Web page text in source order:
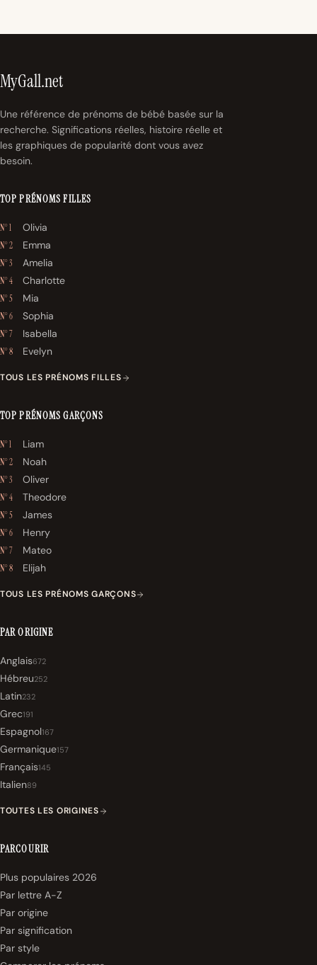
MyGall.net
Une référence de prénoms de bébé basée sur la
recherche. Significations réelles, histoire réelle et
les graphiques de popularité dont vous avez
besoin.
TOP PRÉNOMS FILLES
N° 1 Olivia
N° 2 Emma
N° 3 Amelia
N° 4 Charlotte
N° 5 Mia
N° 6 Sophia
N° 7 Isabella
N° 8 Evelyn
TOUS LES PRÉNOMS FILLES
TOP PRÉNOMS GARÇONS
N° 1 Liam
N° 2 Noah
N° 3 Oliver
N° 4 Theodore
N° 5 James
N° 6 Henry
N° 7 Mateo
N° 8 Elijah
TOUS LES PRÉNOMS GARÇONS
PAR ORIGINE
Anglais672
Hébreu252
Latin232
Grec191
Espagnol167
Germanique157
Français145
Italien89
TOUTES LES ORIGINES
PARCOURIR
Plus populaires 2026
Par lettre A-Z
Par origine
Par signification
Par style